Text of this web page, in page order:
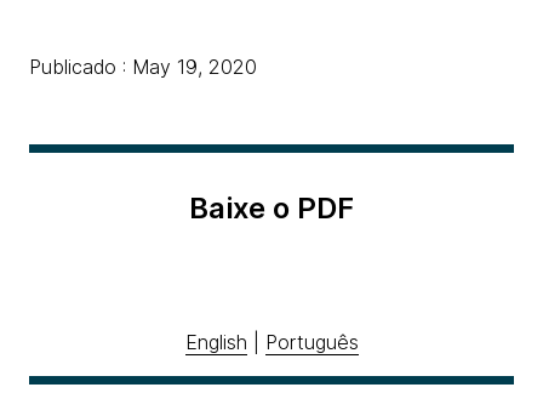
Publicado : May 19, 2020
Baixe o PDF
English Português